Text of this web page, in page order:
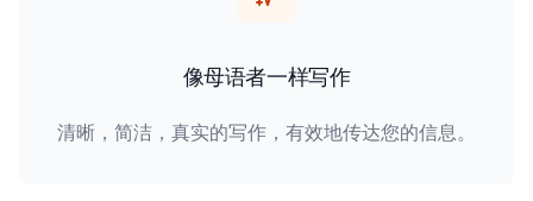
像母语者一样写作
清晰，简洁，真实的写作，有效地传达您的信息。